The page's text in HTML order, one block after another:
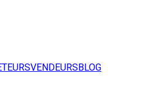
VENDEURSBLOG